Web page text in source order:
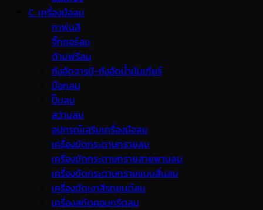
C. เครื่องมือลม
กาพ่นสี
จิ๊กซอร์ลม
ด้ามฟรีลม
ถังอัดจารบี-ถังอัดน้ำมันเกียร์
บ๊อกลม
ปั๊มลม
สว่านลม
อุปกรณ์เสริมเครื่องมือลม
เครื่องขัดกระดาษทรายลม
เครื่องขัดกระดาษทรายสายพานลม
เครื่องขัดกระดาษทรายแบบสั่นลม
เครื่องขัดเงาสีรถยนต์ลม
เครื่องสกัดคอนกรีตลม